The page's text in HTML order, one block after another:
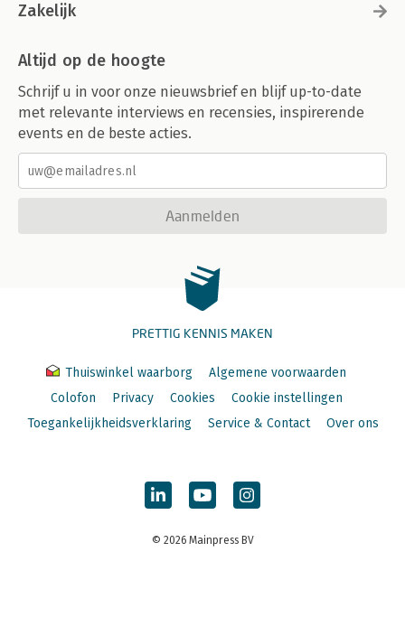
Zakelijk
Altijd op de hoogte
Schrijf u in voor onze nieuwsbrief en blijf up-to-date
met relevante interviews en recensies, inspirerende
events en de beste acties.
Aanmelden
PRETTIG KENNIS MAKEN
Thuiswinkel waarborg
Algemene voorwaarden
Colofon
Privacy Cookies
Cookie instellingen
Toegankelijkheidsverklaring
Service & Contact Over ons
© 2026 Mainpress BV